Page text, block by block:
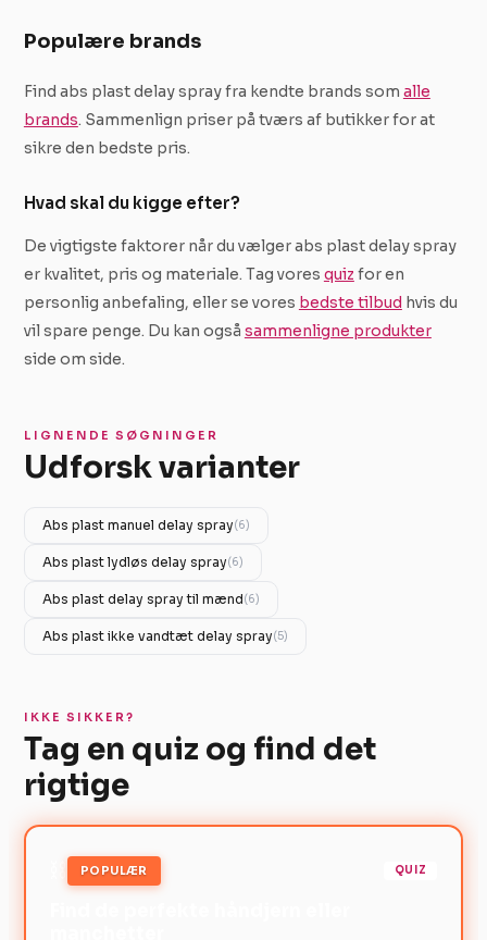
Populære brands
Find abs plast delay spray fra kendte brands som alle
brands. Sammenlign priser på tværs af butikker for at
sikre den bedste pris.
Hvad skal du kigge efter?
De vigtigste faktorer når du vælger abs plast delay spray
er kvalitet, pris og materiale. Tag vores quiz for en
personlig anbefaling, eller se vores bedste tilbud hvis du
vil spare penge. Du kan også sammenligne produkter
side om side.
LIGNENDE SØGNINGER
Udforsk varianter
Abs plast manuel delay spray(6)
Abs plast lydløs delay spray(6)
Abs plast delay spray til mænd(6)
Abs plast ikke vandtæt delay spray(5)
IKKE SIKKER?
Tag en quiz og find det
rigtige
POPULÆR QUIZ